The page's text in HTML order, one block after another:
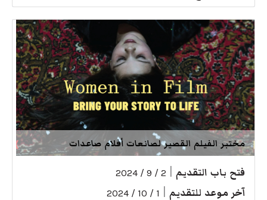
مختبر الفيلم القصير لصانعات أفلام صاعدات
فتح باب التقديم 2 / 9 / 2024
آخر موعد للتقديم 1 / 10 / 2024